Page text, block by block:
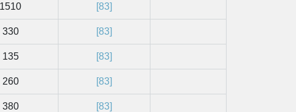
1510 [83]
330 [83]
135 [83]
260 [83]
380 [83]